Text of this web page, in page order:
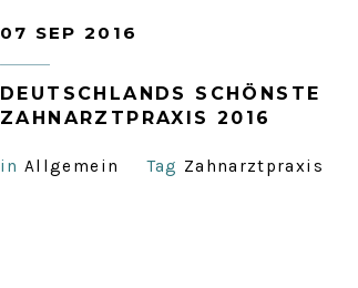
07 SEP 2016
DEUTSCHLANDS SCHÖNSTE
ZAHNARZTPRAXIS 2016
in Allgemein Tag Zahnarztpraxis